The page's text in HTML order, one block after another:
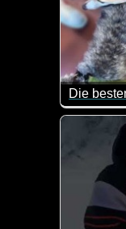
Die
Eine tolle